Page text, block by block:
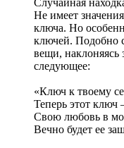
Случайная
Не имеет
ключа. Но
ключей. Подобно
вещи, наклоняясь
следующее:
«Ключ к твоему
Теперь этот
Свою любовь в
Вечно будет ее